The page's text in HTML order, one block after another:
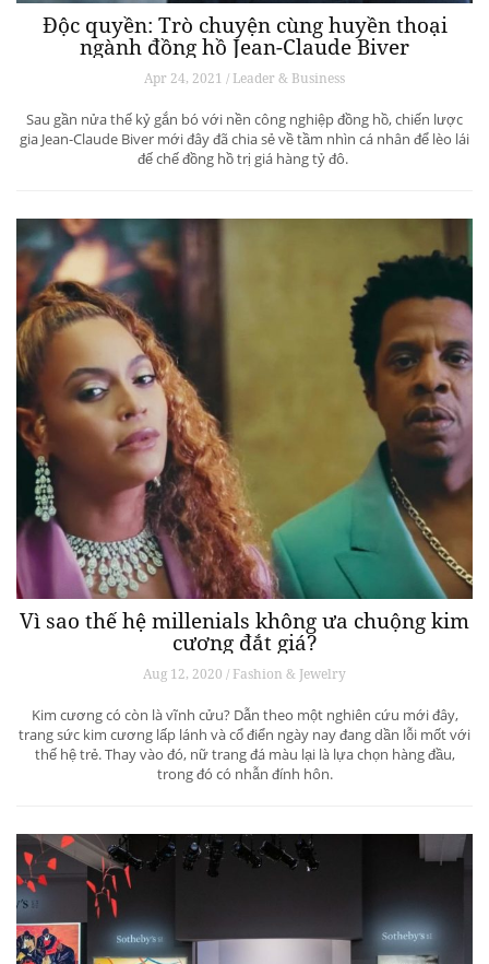
Độc quyền: Trò chuyện cùng huyền thoại
ngành đồng hồ Jean-Claude Biver
Apr 24, 2021 / Leader & Business
Sau gần nửa thế kỷ gắn bó với nền công nghiệp đồng hồ, chiến lược
gia Jean-Claude Biver mới đây đã chia sẻ về tầm nhìn cá nhân để lèo lái
đế chế đồng hồ trị giá hàng tỷ đô.
Vì sao thế hệ millenials không ưa chuộng kim
cương đắt giá?
Aug 12, 2020 / Fashion & Jewelry
Kim cương có còn là vĩnh cửu? Dẫn theo một nghiên cứu mới đây,
trang sức kim cương lấp lánh và cổ điển ngày nay đang dần lỗi mốt với
thế hệ trẻ. Thay vào đó, nữ trang đá màu lại là lựa chọn hàng đầu,
trong đó có nhẫn đính hôn.